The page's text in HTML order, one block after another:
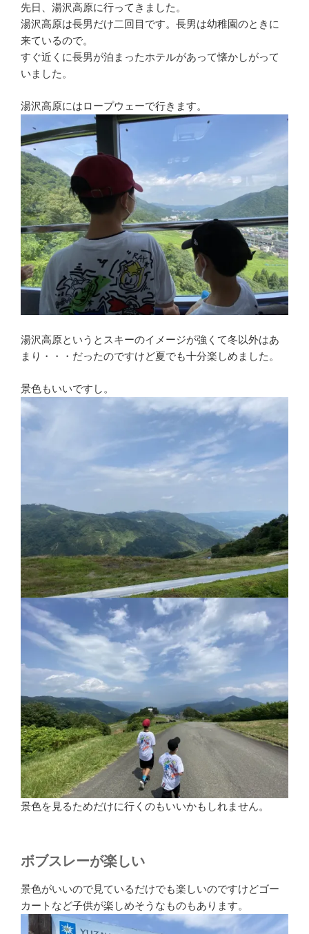
先日、湯沢高原に行ってきました。
湯沢高原は長男だけ二回目です。長男は幼稚園のときに
来ているので。
すぐ近くに長男が泊まったホテルがあって懐かしがって
いました。
湯沢高原にはロープウェーで行きます。
湯沢高原というとスキーのイメージが強くて冬以外はあ
まり・・・だったのですけど夏でも十分楽しめました。
景色もいいですし。
景色を見るためだけに行くのもいいかもしれません。
ボブスレーが楽しい
景色がいいので見ているだけでも楽しいのですけどゴー
カートなど子供が楽しめそうなものもあります。